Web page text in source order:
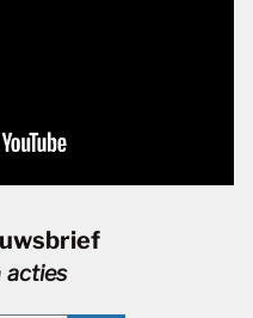
acties